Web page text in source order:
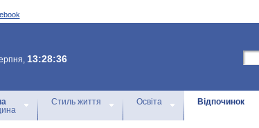
13:28:36
Стиль життя Освіта Відпочинок